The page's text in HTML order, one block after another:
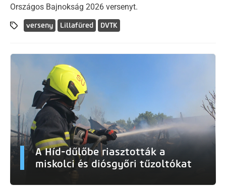
Országos Bajnokság 2026 versenyt.
verseny Lillafüred DVTK
A Híd-dűlőbe riasztották a
miskolci és diósgyőri tűzoltókat